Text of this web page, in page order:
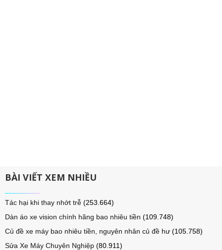
BÀI VIẾT XEM NHIỀU
Tác hại khi thay nhớt trễ (253.664)
Dàn áo xe vision chính hãng bao nhiêu tiền (109.748)
Củ đề xe máy bao nhiêu tiền, nguyên nhân củ đề hư (105.758)
Sửa Xe Máy Chuyên Nghiệp (80.911)